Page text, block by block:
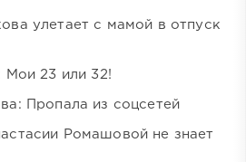
улетает с мамой в отпуск
Мои 23 или 32!
Пропала из соцсетей
Ромашовой не знает